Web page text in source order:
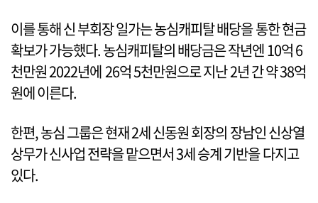
이를 통해 신 부회장 일가는 농심캐피탈 배당을 통한 현금
확보가 가능했다. 농심캐피탈의 배당금은 작년엔 10억 6
천만원 2022년에 26억 5천만원으로 지난 2년 간 약 38억
원에 이른다.
한편, 농심 그룹은 현재 2세 신동원 회장의 장남인 신상열
상무가 신사업 전략을 맡으면서 3세 승계 기반을 다지고
있다.